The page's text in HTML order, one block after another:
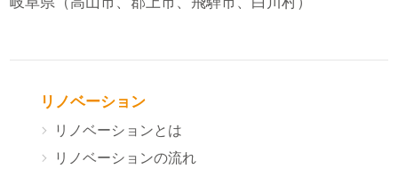
リノベーション
リノベーションとは
リノベーションの流れ